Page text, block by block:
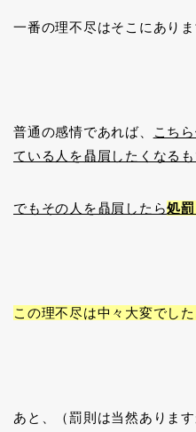
一番の理不尽はそこにありま
普通の感情であれば、
こち
ている人を贔屓したくなるも
でもその人を贔屓したら処罰
この理不尽は中々大変でした
あと、（罰則は当然ありま